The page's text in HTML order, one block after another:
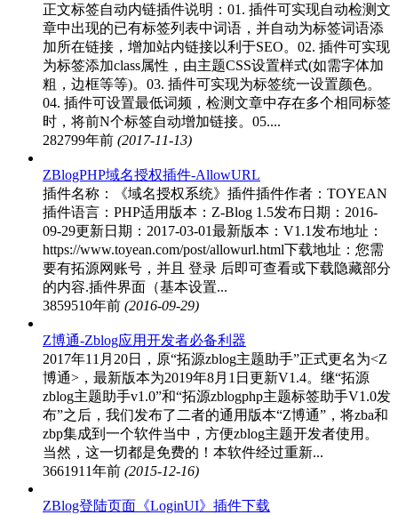
正文标签自动内链插件说明：01. 插件可实现自动检测文
章中出现的已有标签列表中词语，并自动为标签词语添
加所在链接，增加站内链接以利于SEO。02. 插件可实现
为标签添加class属性，由主题CSS设置样式(如需字体加
粗，边框等等)。03. 插件可实现为标签统一设置颜色。
04. 插件可设置最低词频，检测文章中存在多个相同标签
时，将前N个标签自动增加链接。05....
282799年前 (2017-11-13)
ZBlogPHP域名授权插件-AllowURL
插件名称：《域名授权系统》插件插件作者：TOYEAN
插件语言：PHP适用版本：Z-Blog 1.5发布日期：2016-
09-29更新日期：2017-03-01最新版本：V1.1发布地址：
https://www.toyean.com/post/allowurl.html下载地址：您需
要有拓源网账号，并且 登录 后即可查看或下载隐藏部分
的内容.插件界面（基本设置...
3859510年前 (2016-09-29)
Z博通-Zblog应用开发者必备利器
2017年11月20日，原“拓源zblog主题助手”正式更名为<Z
博通>，最新版本为2019年8月1日更新V1.4。继“拓源
zblog主题助手v1.0”和“拓源zblogphp主题标签助手V1.0发
布”之后，我们发布了二者的通用版本“Z博通”，将zba和
zbp集成到一个软件当中，方便zblog主题开发者使用。
当然，这一切都是免费的！本软件经过重新...
3661911年前 (2015-12-16)
ZBlog登陆页面《LoginUI》插件下载